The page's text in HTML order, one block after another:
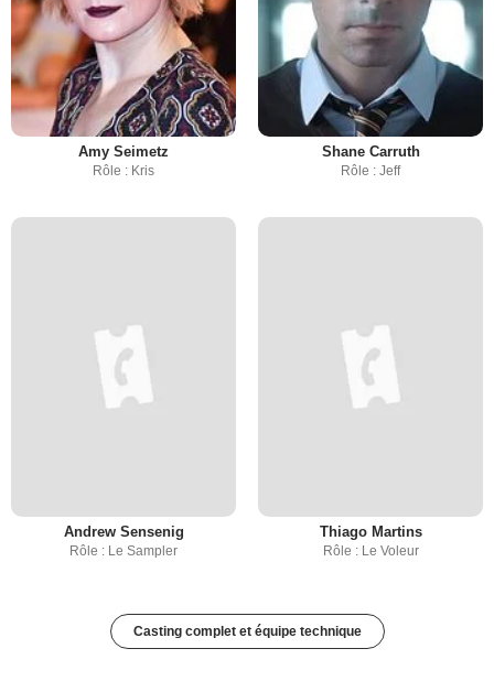
Amy Seimetz
Rôle : Kris
Shane Carruth
Rôle : Jeff
Andrew Sensenig
Rôle : Le Sampler
Thiago Martins
Rôle : Le Voleur
Casting complet et équipe technique